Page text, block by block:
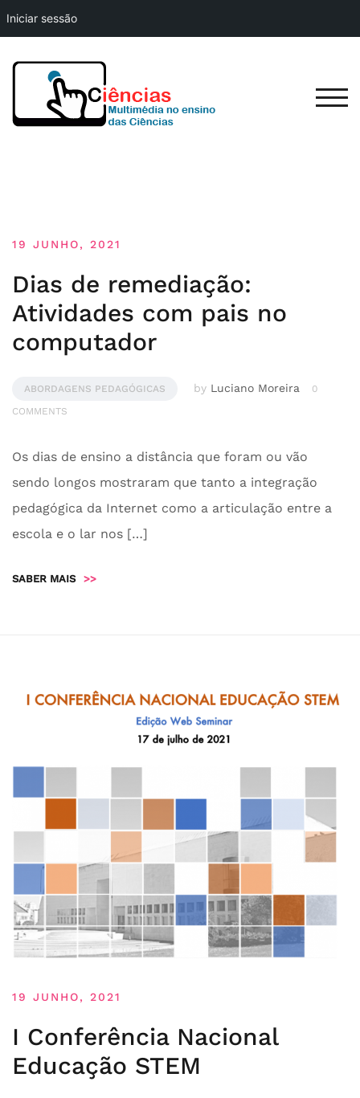
Iniciar sessão
to
content
19 JUNHO, 2021
Dias de remediação:
Atividades com pais no
computador
ABORDAGENS PEDAGÓGICAS by Luciano Moreira
0
COMMENTS
Os dias de ensino a distância que foram ou vão
sendo longos mostraram que tanto a integração
pedagógica da Internet como a articulação entre a
escola e o lar nos […]
SABER MAIS >>
19 JUNHO, 2021
I Conferência Nacional
Educação STEM